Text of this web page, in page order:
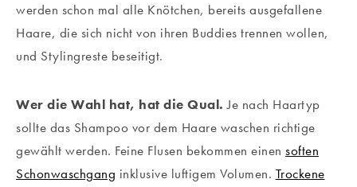
werden schon mal alle Knötchen, bereits ausgefallene
Haare, die sich nicht von ihren Buddies trennen wollen,
und Stylingreste beseitigt.
Wer die Wahl hat, hat die Qual.Je nach Haartyp
sollte das Shampoo vor dem Haare waschen richtige
gewählt werden. Feine Flusen bekommen einen soften
Schonwaschgang inklusive luftigem Volumen. Trockene